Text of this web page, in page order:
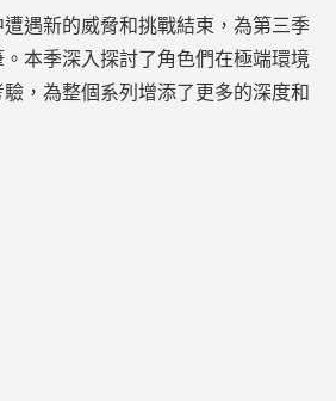
遇新的威脅和挑戰結束，為第三季
本季深入探討了角色們在極端環境
，為整個系列增添了更多的深度和